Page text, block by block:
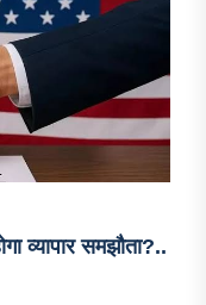
व्यापार समझौता?..